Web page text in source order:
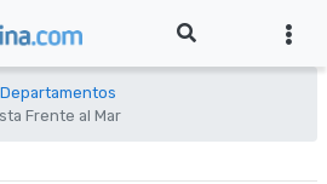
Departamentos
Frente al Mar